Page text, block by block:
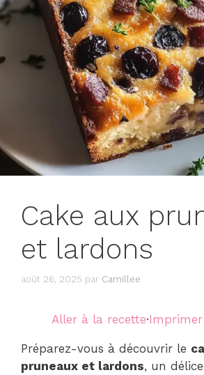
Cake aux
et lardons
août 26, 2025 par Camillee
Aller à la recette·
Préparez-vous à découvrir le
pruneaux et lardons, un